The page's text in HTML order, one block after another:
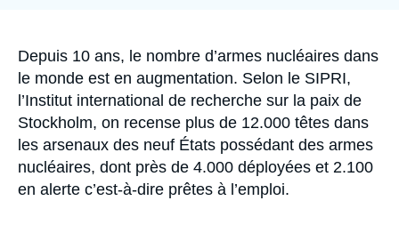
Accroche
Depuis 10 ans, le nombre d’armes nucléaires dans
le monde est en augmentation. Selon le SIPRI,
l’Institut international de recherche sur la paix de
Stockholm, on recense plus de 12.000 têtes dans
les arsenaux des neuf États possédant des armes
nucléaires, dont près de 4.000 déployées et 2.100
en alerte c’est-à-dire prêtes à l’emploi.